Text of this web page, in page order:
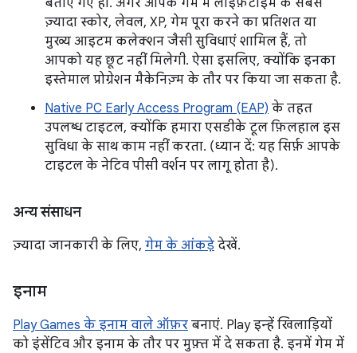
ज़्यादा स्कोर, लेवल, XP, गेम पूरा करने का प्रतिशत या
मुख्य आइटम कलेक्शन जैसी सुविधाएं शामिल हैं, तो
आपको यह छूट नहीं मिलेगी. ऐसा इसलिए, क्योंकि इनका
इस्तेमाल प्रोग्रेशन मैकेनिज़्म के तौर पर किया जा सकता है.
Native PC Early Access Program (EAP) के तहत
उपलब्ध टाइटल, क्योंकि हमारा एसडीके टूल फ़िलहाल इस
सुविधा के साथ काम नहीं करता. (ध्यान दें: यह सिर्फ़ आपके
टाइटल के नेटिव पीसी वर्शन पर लागू होता है).
अन्य संसाधन
ज़्यादा जानकारी के लिए, गेम के आंकड़े देखें.
इनाम
Play Games के इनाम वाले ऑफ़र बनाएं. Play इन्हें खिलाड़ियों
को इंसेंटिव और इनाम के तौर पर मुफ़्त में दे सकता है. इनमें गेम में